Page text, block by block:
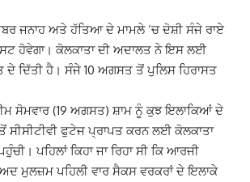
ਜਨਾਹ ਅਤੇ ਹੱਤਿਆ ਦੇ ਮਾਮਲੇ ‘ਚ ਦੋਸ਼ੀ ਸੰਜੇ ਰਾਏ
ਹੋਵੇਗਾ। ਕੋਲਕਾਤਾ ਦੀ ਅਦਾਲਤ ਨੇ ਇਸ ਲਈ
ਦਿੱਤੀ ਹੈ। ਸੰਜੇ 10 ਅਗਸਤ ਤੋਂ ਪੁਲਿਸ ਹਿਰਾਸਤ
ਸੋਮਵਾਰ (19 ਅਗਸਤ) ਸ਼ਾਮ ਨੂੰ ਕੁਝ ਇਲਾਕਿਆਂ ਦੇ
ਸੀਸੀਟੀਵੀ ਫੁਟੇਜ ਪ੍ਰਾਪਤ ਕਰਨ ਲਈ ਕੋਲਕਾਤਾ
ਪਹਿਲਾਂ ਕਿਹਾ ਜਾ ਰਿਹਾ ਸੀ ਕਿ ਆਰਜੀ
ਮੁਲਜ਼ਮ ਪਹਿਲੀ ਵਾਰ ਸੈਕਸ ਵਰਕਰਾਂ ਦੇ ਇਲਾਕੇ